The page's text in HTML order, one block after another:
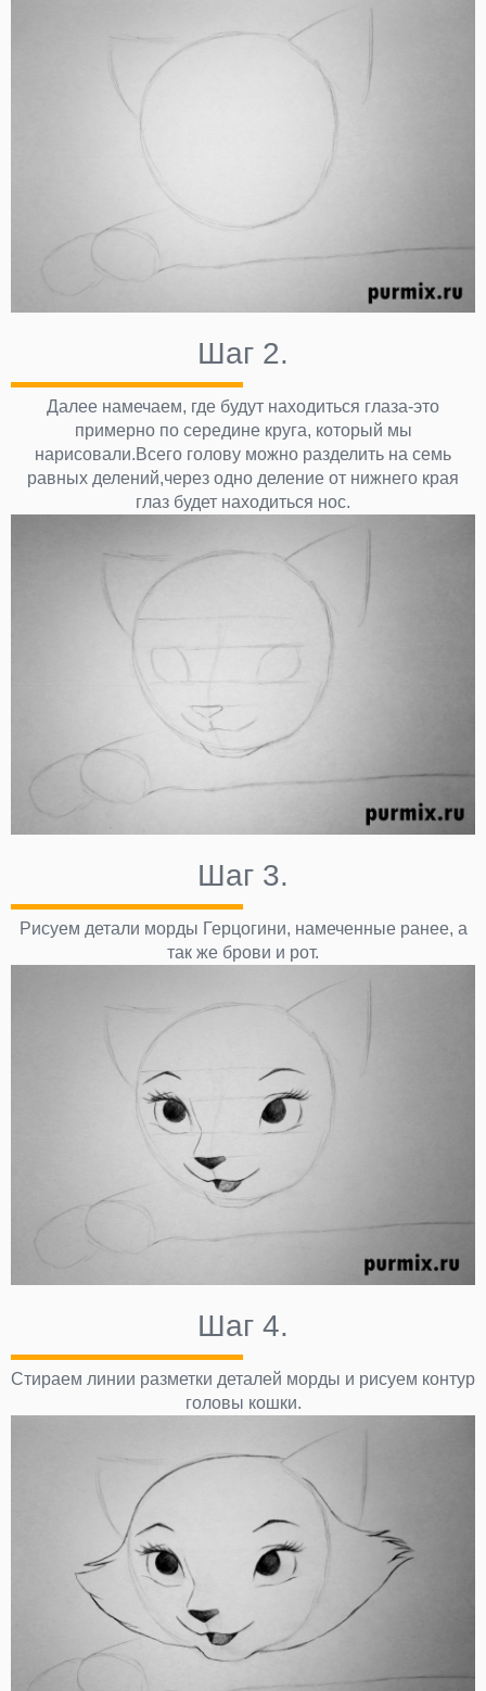
Шаг 2.
Далее намечаем, где будут находиться глаза-это
примерно по середине круга, который мы
нарисовали.Всего голову можно разделить на семь
равных делений,через одно деление от нижнего края
глаз будет находиться нос.
Шаг 3.
Рисуем детали морды Герцогини, намеченные ранее, а
так же брови и рот.
Шаг 4.
Стираем линии разметки деталей морды и рисуем контур
головы кошки.